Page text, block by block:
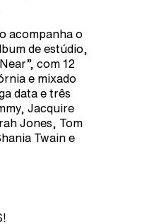
acompanha o
de estúdio,
com 12
e mixado
data e três
Jacquire
Jones, Tom
Twain e